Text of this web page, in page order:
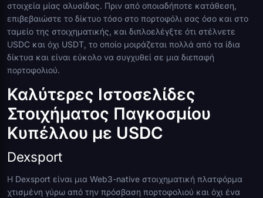
στοιχεία μίας αλυσίδας. Πριν από οποιαδήποτε κατάθεση,
επιβεβαιώστε το δίκτυο τόσο στο πορτοφόλι σας όσο και στο
ταμείο της στοιχηματικής, και διπλοελέγξτε ότι στέλνετε
USDC και όχι USDT, το οποίο μοιράζεται πολλά από τα ίδια
δίκτυα και είναι εύκολο να συγχυθεί σε μια διεπαφή
πορτοφολιού.
Καλύτερες Ιστοσελίδες
Στοιχήματος Παγκοσμίου
Κυπέλλου με USDC
Dexsport
Η Dexsport είναι μια Web3-native στοιχηματική πλατφόρμα
χτισμένη γύρω από την πρόσβαση πορτοφολιού και όχι ένα